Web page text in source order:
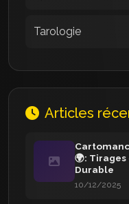
Tarologie
Articles
🌍:
Durable
10/12/2025